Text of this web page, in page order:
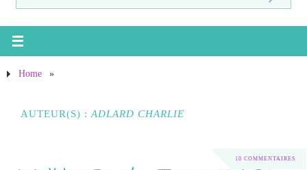
Home »
AUTEUR(S) : ADLARD CHARLIE
10 COMMENTAIRES